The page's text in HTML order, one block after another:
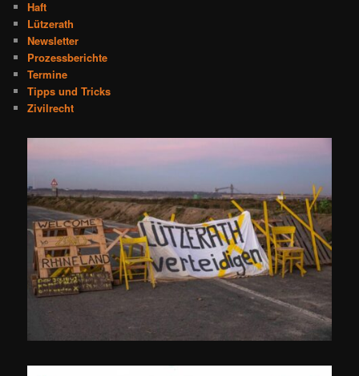
Haft
Lützerath
Newsletter
Prozessberichte
Termine
Tipps und Tricks
Zivilrecht